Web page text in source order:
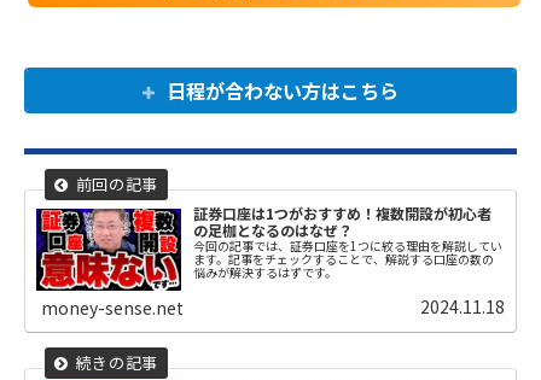
日程が合わない方はこちら
証券口座は1つがおすすめ！複数開設が初心者
の足枷となるのはなぜ？
今回の記事では、証券口座を1つに絞る理由を解説してい
ます。記事をチェックすることで、解説する口座の数の
悩みが解決するはずです。
money-sense.net 2024.11.18